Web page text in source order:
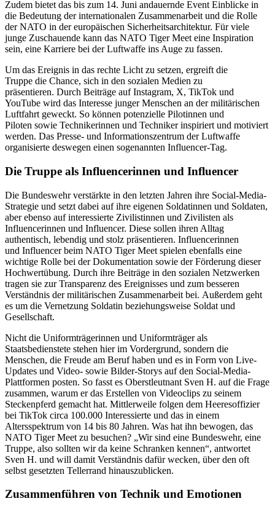
Zudem bietet das bis zum 14. Juni andauernde Event Einblicke in
die Bedeutung der internationalen Zusammenarbeit und die Rolle
der NATO in der europäischen Sicherheitsarchitektur. Für viele
junge Zuschauende kann das NATO Tiger Meet eine Inspiration
sein, eine Karriere bei der Luftwaffe ins Auge zu fassen.
Um das Ereignis in das rechte Licht zu setzen, ergreift die
Truppe die Chance, sich in den sozialen Medien zu
präsentieren. Durch Beiträge auf Instagram, X, TikTok und
YouTube wird das Interesse junger Menschen an der militärischen
Luftfahrt geweckt. So können potenzielle Pilotinnen und
Piloten sowie Technikerinnen und Techniker inspiriert und motiviert
werden. Das Presse- und Informationszentrum der Luftwaffe
organisierte deswegen einen sogenannten Influencer-Tag.
Die Truppe als Influencerinnen und Influencer
Die Bundeswehrverstärkte in den letzten Jahren ihre Social-Media-
Strategie und setzt dabei auf ihre eigenen Soldatinnen und Soldaten,
aber ebenso auf interessierte Zivilistinnen und Zivilisten als
Influencerinnen und Influencer. Diese sollen ihren Alltag
authentisch, lebendig und stolz präsentieren. Influencerinnen
und Influencer beim NATO Tiger Meet spielen ebenfalls eine
wichtige Rolle bei der Dokumentation sowie der Förderung dieser
Hochwertübung. Durch ihre Beiträge in den sozialen Netzwerken
tragen sie zur Transparenz des Ereignisses und zum besseren
Verständnis der militärischen Zusammenarbeit bei. Außerdem geht
es um die Vernetzung Soldatin beziehungsweise Soldat und
Gesellschaft.
Nicht die Uniformträgerinnen und Uniformträger als
Staatsbedienstete stehen hier im Vordergrund, sondern die
Menschen, die Freude am Beruf haben und es in Form von Live-
Updates und Video- sowie Bilder-Storys auf den Social-Media-
Plattformen posten. So fasst es Oberstleutnant Sven H. auf die Frage
zusammen, warum er das Erstellen von Videoclips zu seinem
Steckenpferd gemacht hat. Mittlerweile folgen dem Heeresoffizier
bei TikTok circa 100.000 Interessierte und das in einem
Altersspektrum von 14 bis 80 Jahren. Was hat ihn bewogen, das
NATO Tiger Meet zu besuchen? „Wir sind eine Bundeswehr, eine
Truppe, also sollten wir da keine Schranken kennen“, antwortet
Sven H. und will damit Verständnis dafür wecken, über den oft
selbst gesetzten Tellerrand hinauszublicken.
Zusammenführen von Technik und Emotionen